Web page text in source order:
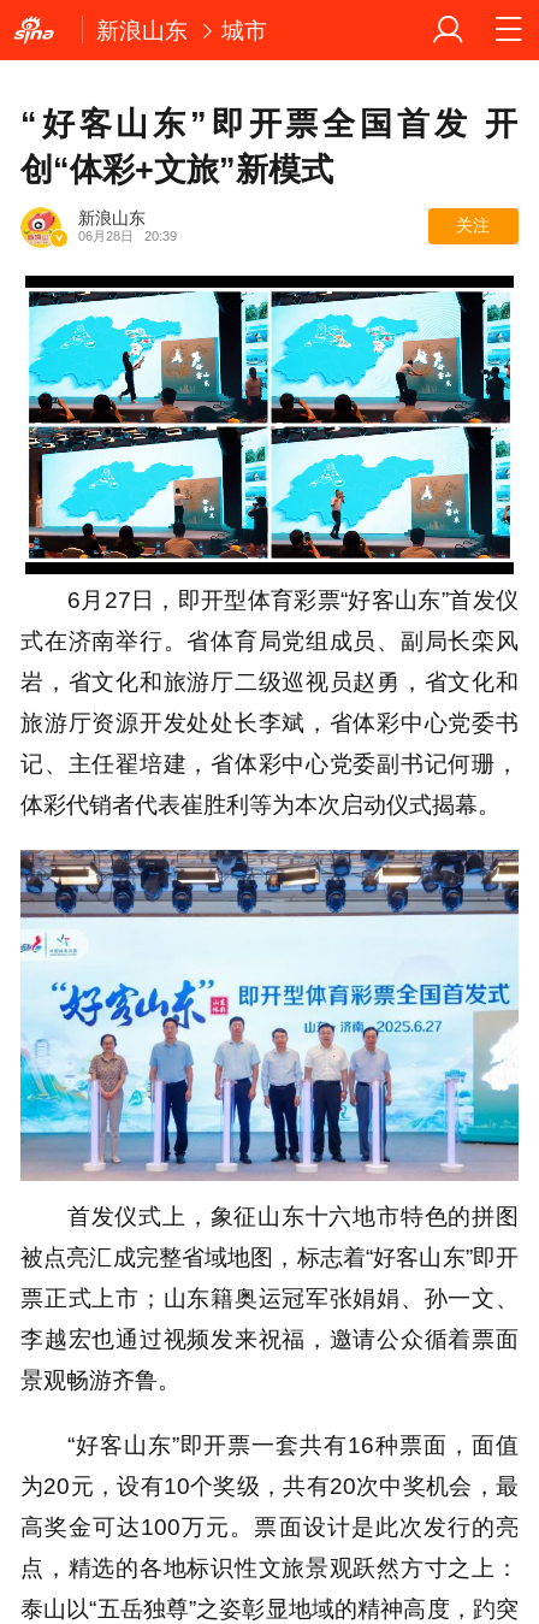
新浪山东 城市
“好客山东”即开票全国首发 开
创“体彩+文旅”新模式
新浪山东
06月28日 20:39
关注
Loaded:
100.00%
6月27日，即开型体育彩票“好客山东”首发仪
式在济南举行。省体育局党组成员、副局长栾风
岩，省文化和旅游厅二级巡视员赵勇，省文化和
旅游厅资源开发处处长李斌，省体彩中心党委书
记、主任翟培建，省体彩中心党委副书记何珊，
体彩代销者代表崔胜利等为本次启动仪式揭幕。
首发仪式上，象征山东十六地市特色的拼图
被点亮汇成完整省域地图，标志着“好客山东”即开
票正式上市；山东籍奥运冠军张娟娟、孙一文、
李越宏也通过视频发来祝福，邀请公众循着票面
景观畅游齐鲁。
“好客山东”即开票一套共有16种票面，面值
为20元，设有10个奖级，共有20次中奖机会，最
高奖金可达100万元。票面设计是此次发行的亮
点，精选的各地标识性文旅景观跃然方寸之上：
泰山以“五岳独尊”之姿彰显地域的精神高度，趵突